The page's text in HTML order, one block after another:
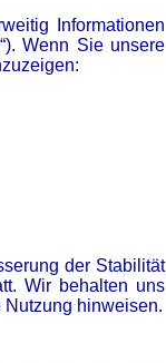
Informationen
Wenn Sie unsere
der Stabilität
Wir behalten uns
hinweisen.